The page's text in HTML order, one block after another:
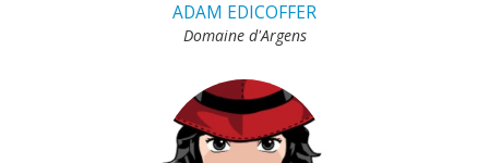
ADAM EDICOFFER
Domaine d'Argens